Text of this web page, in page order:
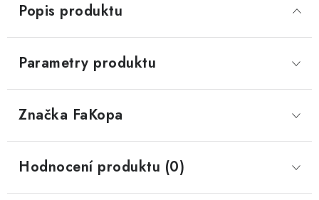
Popis produktu
Parametry produktu
Značka FaKopa
Hodnocení produktu (0)